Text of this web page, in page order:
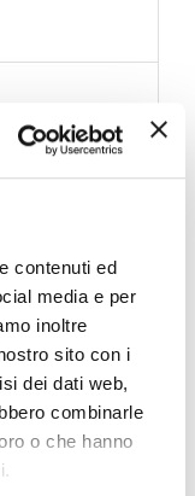
contenuti ed
media e per
inoltre
sito con i
dei dati web,
combinarle
o che hanno
Al reparto auto
ordinare ricambi
e tappetini anche su
di caschi e
a questo troverai
tantissimi strumenti e
una vasta gamma di
la tua prossima